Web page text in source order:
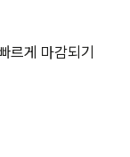
르게 마감되기